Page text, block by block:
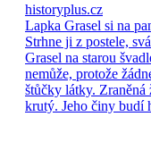
historyplus.cz
Lapka Grasel si na
Strhne ji z postele,
Grasel na starou
nemůže, protože
štůčky látky. Zraněná
krutý. Jeho činy budí